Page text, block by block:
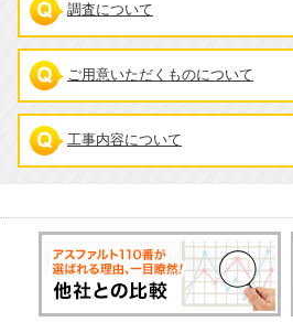
調査について
ご用意いただくものについて
工事内容について